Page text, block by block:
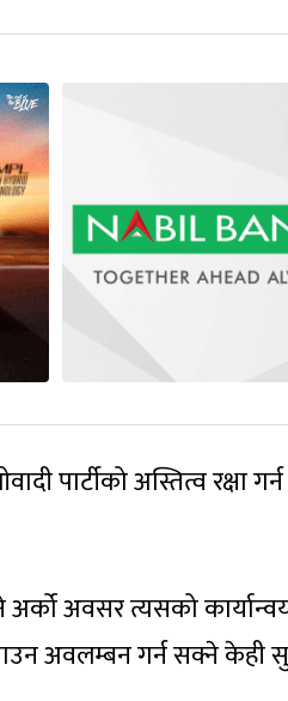
पार्टीको अस्तित्व रक्षा गर्न
अवसर त्यसको
अवलम्बन गर्न सक्ने केही